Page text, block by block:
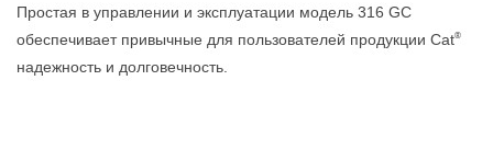
Простая в управлении и эксплуатации модель 316 GC
обеспечивает привычные для пользователей продукции Cat®
надежность и долговечность.